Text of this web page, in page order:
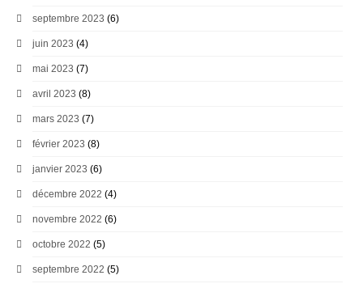
septembre 2023 (6)
juin 2023 (4)
mai 2023 (7)
avril 2023 (8)
mars 2023 (7)
février 2023 (8)
janvier 2023 (6)
décembre 2022 (4)
novembre 2022 (6)
octobre 2022 (5)
septembre 2022 (5)